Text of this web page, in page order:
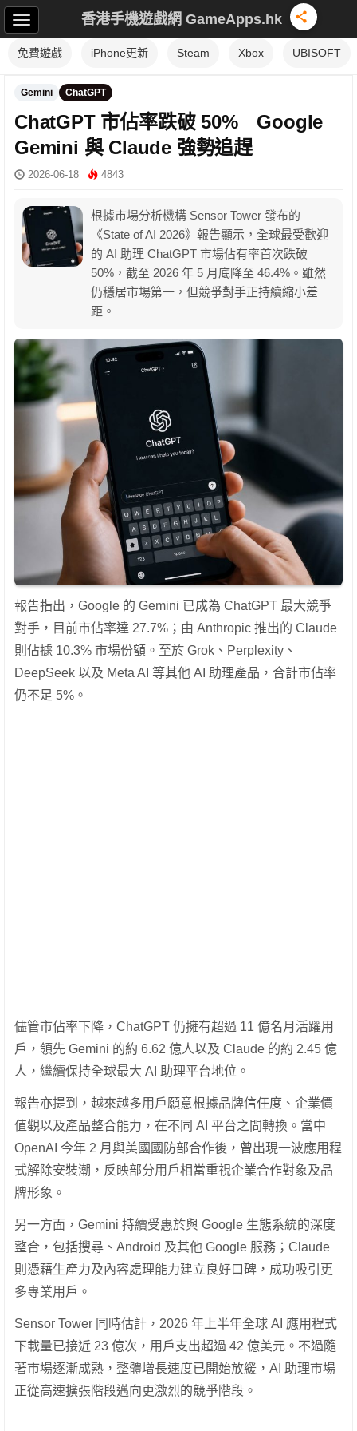
香港手機遊戲網 GameApps.hk
免費遊戲 iPhone更新 Steam Xbox UBISOFT
Gemini ChatGPT
ChatGPT 市佔率跌破 50% Google
Gemini 與 Claude 強勢追趕
2026-06-18 4843
根據市場分析機構 Sensor Tower 發布的
《State of AI 2026》報告顯示，全球最受歡迎
的 AI 助理 ChatGPT 市場佔有率首次跌破
50%，截至 2026 年 5 月底降至 46.4%。雖然
仍穩居市場第一，但競爭對手正持續縮小差
距。
報告指出，Google 的 Gemini 已成為 ChatGPT 最大競爭
對手，目前市佔率達 27.7%；由 Anthropic 推出的 Claude
則佔據 10.3% 市場份額。至於 Grok、Perplexity、
DeepSeek 以及 Meta AI 等其他 AI 助理產品，合計市佔率
仍不足 5%。
儘管市佔率下降，ChatGPT 仍擁有超過 11 億名月活躍用
戶，領先 Gemini 的約 6.62 億人以及 Claude 的約 2.45 億
人，繼續保持全球最大 AI 助理平台地位。
報告亦提到，越來越多用戶願意根據品牌信任度、企業價
值觀以及產品整合能力，在不同 AI 平台之間轉換。當中
OpenAI 今年 2 月與美國國防部合作後，曾出現一波應用程
式解除安裝潮，反映部分用戶相當重視企業合作對象及品
牌形象。
另一方面，Gemini 持續受惠於與 Google 生態系統的深度
整合，包括搜尋、Android 及其他 Google 服務；Claude
則憑藉生產力及內容處理能力建立良好口碑，成功吸引更
多專業用戶。
Sensor Tower 同時估計，2026 年上半年全球 AI 應用程式
下載量已接近 23 億次，用戶支出超過 42 億美元。不過隨
著市場逐漸成熟，整體增長速度已開始放緩，AI 助理市場
正從高速擴張階段邁向更激烈的競爭階段。